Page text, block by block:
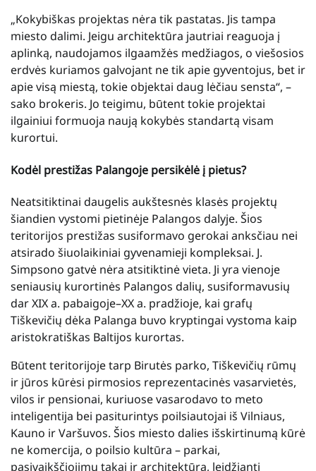
„Kokybiškas projektas nėra tik pastatas. Jis tampa
miesto dalimi. Jeigu architektūra jautriai reaguoja į
aplinką, naudojamos ilgaamžės medžiagos, o viešosios
erdvės kuriamos galvojant ne tik apie gyventojus, bet ir
apie visą miestą, tokie objektai daug lėčiau sensta“, –
sako brokeris. Jo teigimu, būtent tokie projektai
ilgainiui formuoja naują kokybės standartą visam
kurortui.
Kodėl prestižas Palangoje persikėlė į pietus?
Neatsitiktinai daugelis aukštesnės klasės projektų
šiandien vystomi pietinėje Palangos dalyje. Šios
teritorijos prestižas susiformavo gerokai anksčiau nei
atsirado šiuolaikiniai gyvenamieji kompleksai. J.
Simpsono gatvė nėra atsitiktinė vieta. Ji yra vienoje
seniausių kurortinės Palangos dalių, susiformavusių
dar XIX a. pabaigoje–XX a. pradžioje, kai grafų
Tiškevičių dėka Palanga buvo kryptingai vystoma kaip
aristokratiškas Baltijos kurortas.
Būtent teritorijoje tarp Birutės parko, Tiškevičių rūmų
ir jūros kūrėsi pirmosios reprezentacinės vasarvietės,
vilos ir pensionai, kuriuose vasarodavo to meto
inteligentija bei pasiturintys poilsiautojai iš Vilniaus,
Kauno ir Varšuvos. Šios miesto dalies išskirtinumą kūrė
ne komercija, o poilsio kultūra – parkai,
pasivaikščiojimų takai ir architektūra, leidžianti